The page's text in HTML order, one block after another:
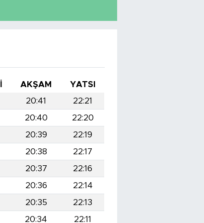
AKŞAM
YATSI
20:41
22:21
20:40
22:20
20:39
22:19
20:38
22:17
20:37
22:16
20:36
22:14
20:35
22:13
20:34
22:11